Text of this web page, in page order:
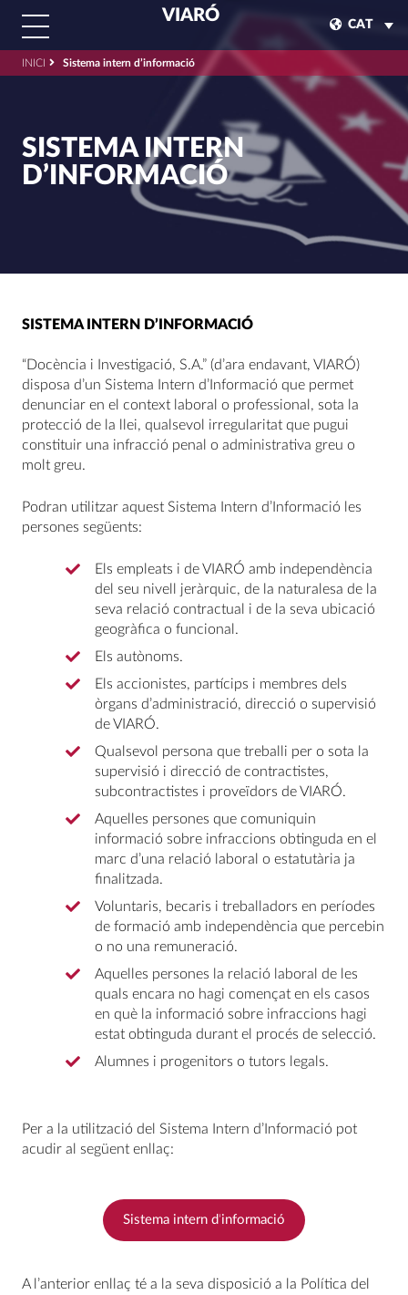
VIARÓ
CAT
INICI Sistema intern d’informació
SISTEMA INTERN
D’INFORMACIÓ
SISTEMA INTERN D’INFORMACIÓ
“Docència i Investigació, S.A.” (d’ara endavant, VIARÓ)
disposa d’un Sistema Intern d’Informació que permet
denunciar en el context laboral o professional, sota la
protecció de la llei, qualsevol irregularitat que pugui
constituir una infracció penal o administrativa greu o
molt greu.
Podran utilitzar aquest Sistema Intern d’Informació les
persones següents:
Els empleats i de VIARÓ amb independència
del seu nivell jeràrquic, de la naturalesa de la
seva relació contractual i de la seva ubicació
geogràfica o funcional.
Els autònoms.
Els accionistes, partícips i membres dels
òrgans d’administració, direcció o supervisió
de VIARÓ.
Qualsevol persona que treballi per o sota la
supervisió i direcció de contractistes,
subcontractistes i proveïdors de VIARÓ.
Aquelles persones que comuniquin
informació sobre infraccions obtinguda en el
marc d’una relació laboral o estatutària ja
finalitzada.
Voluntaris, becaris i treballadors en períodes
de formació amb independència que percebin
o no una remuneració.
Aquelles persones la relació laboral de les
quals encara no hagi començat en els casos
en què la informació sobre infraccions hagi
estat obtinguda durant el procés de selecció.
Alumnes i progenitors o tutors legals.
Per a la utilització del Sistema Intern d’Informació pot
acudir al següent enllaç:
Sistema intern d ‘informació
A l’anterior enllaç té a la seva disposició a la Política del